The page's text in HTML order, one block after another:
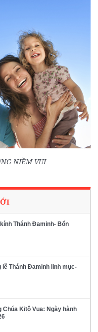
NIỀM VUI
Thánh Đaminh- Bổn
Thánh Đaminh linh mục-
Kitô Vua: Ngày hành